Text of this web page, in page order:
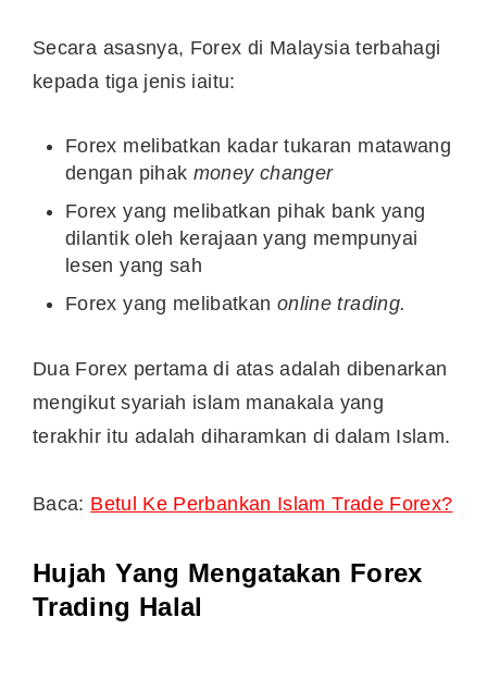
Secara asasnya, Forex di Malaysia terbahagi
kepada tiga jenis iaitu:
Forex melibatkan kadar tukaran matawang
dengan pihak money changer
Forex yang melibatkan pihak bank yang
dilantik oleh kerajaan yang mempunyai
lesen yang sah
Forex yang melibatkan online trading.
Dua Forex pertama di atas adalah dibenarkan
mengikut syariah islam manakala yang
terakhir itu adalah diharamkan di dalam Islam.
Baca: Betul Ke Perbankan Islam Trade Forex?
Hujah Yang Mengatakan Forex
Trading Halal